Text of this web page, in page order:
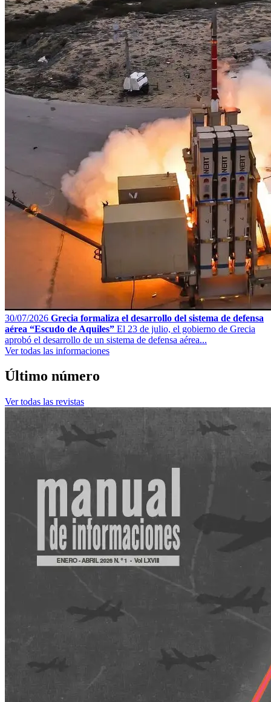
30/07/2026 Grecia formaliza el desarrollo del sistema de defensa
aérea “Escudo de Aquiles” El 23 de julio, el gobierno de Grecia
aprobó el desarrollo de un sistema de defensa aérea...
Ver todas las informaciones
Último número
Ver todas las revistas